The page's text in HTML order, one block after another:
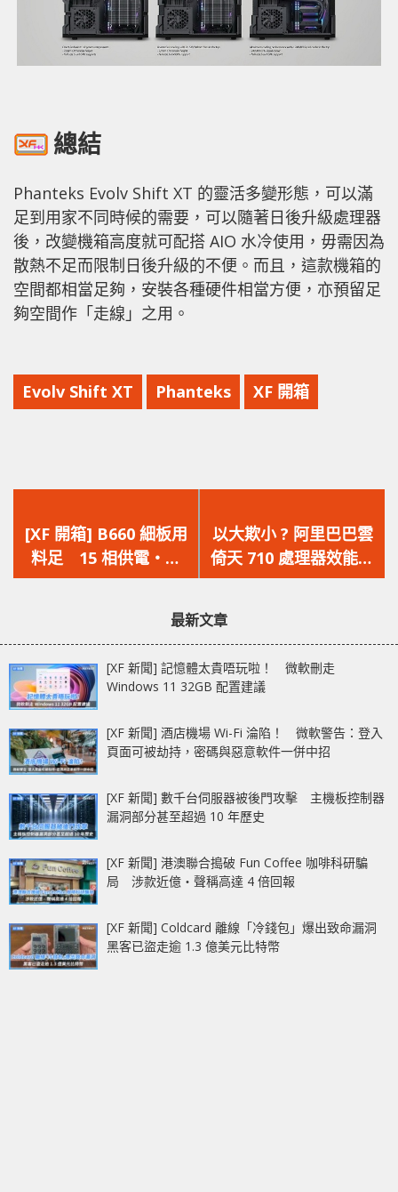
總結
Phanteks Evolv Shift XT 的靈活多變形態，可以滿
足到用家不同時候的需要，可以隨著日後升級處理器
後，改變機箱高度就可配搭 AIO 水冷使用，毋需因為
散熱不足而限制日後升級的不便。而且，這款機箱的
空間都相當足夠，安裝各種硬件相當方便，亦預留足
夠空間作「走線」之用。
Evolv Shift XT Phanteks XF 開箱
一
篇
文
[XF 開箱] B660 細板用
料足 15 相供電‧雙
M.2‧PCIe 4.0‧
B660M PG Riptide
一
篇
文
以大欺小 ? 阿里巴巴雲
倚天 710 處理器效能亮
相，超越 AMD 64 核心
最新文章
[XF 新聞] 記憶體太貴唔玩啦！ 微軟刪走
Windows 11 32GB 配置建議
[XF 新聞] 酒店機場 Wi-Fi 淪陷！ 微軟警告：登入
頁面可被劫持，密碼與惡意軟件一併中招
[XF 新聞] 數千台伺服器被後門攻擊 主機板控制器
漏洞部分甚至超過 10 年歷史
[XF 新聞] 港澳聯合搗破 Fun Coffee 咖啡科研騙
局 涉款近億‧聲稱高達 4 倍回報
[XF 新聞] Coldcard 離線「冷錢包」爆出致命漏洞
黑客已盜走逾 1.3 億美元比特幣